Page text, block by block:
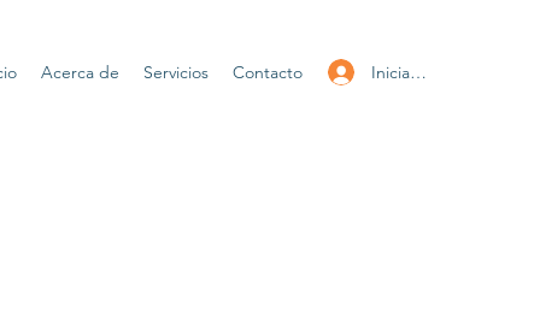
Iniciar sesión
Acerca de Servicios Contacto